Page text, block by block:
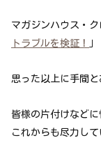
マガジンハウス・ク
トラブルを検証！
」
思った以上に手間と
皆様の片付けなどに
これからも尽力して